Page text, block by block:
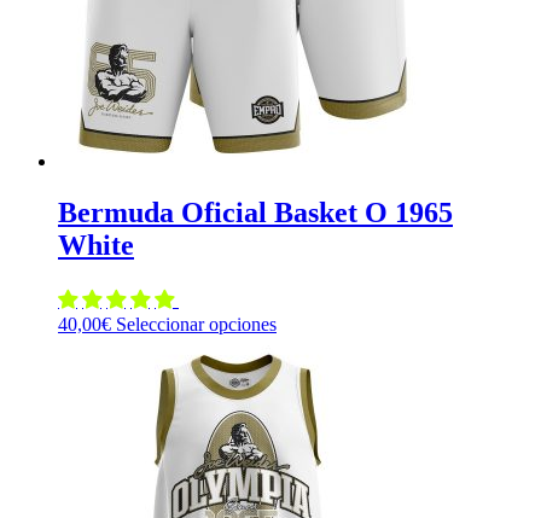
página
producto
Bermuda Oficial Basket O 1965
White
40,00€ Seleccionar opcionesEste
tiene
múltiples
variantes.
opciones
se
pueden